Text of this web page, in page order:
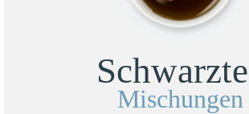
Mischungen